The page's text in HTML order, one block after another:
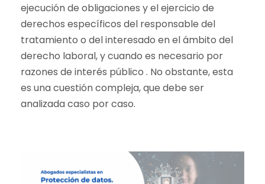
ejecución de obligaciones y el ejercicio de
derechos específicos del responsable del
tratamiento o del interesado en el ámbito del
derecho laboral, y cuando es necesario por
razones de interés público . No obstante, esta
es una cuestión compleja, que debe ser
analizada caso por caso.